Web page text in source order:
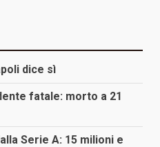
dice sì
fatale: morto a 21
Serie A: 15 milioni e